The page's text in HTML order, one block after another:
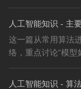
人工智能知识 - 主
这一篇从常用算法
络，重点讨论“模型
人工智能知识 - 算